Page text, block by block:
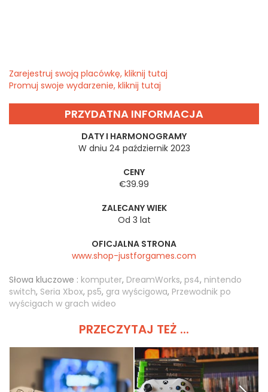
Zarejestruj swoją placówkę, kliknij tutaj
Promuj swoje wydarzenie, kliknij tutaj
PRZYDATNA INFORMACJA
DATY I HARMONOGRAMY
W dniu 24 październik 2023
CENY
€39.99
ZALECANY WIEK
Od 3 lat
OFICJALNA STRONA
www.shop-justforgames.com
Słowa kluczowe : komputer, DreamWorks, ps4, nintendo
switch, Seria Xbox, ps5, gra wyścigowa, Przewodnik po
wyścigach w grach wideo
PRZECZYTAJ TEŻ ...